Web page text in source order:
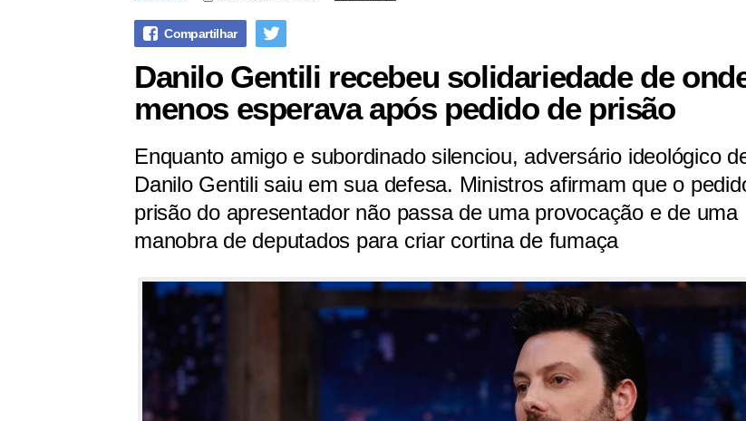
Danilo Gentili recebeu solidariedade de
menos esperava após pedido de prisão
Enquanto amigo e subordinado silenciou, adversário ideológico
Danilo Gentili saiu em sua defesa. Ministros afirmam que o
prisão do apresentador não passa de uma provocação e de uma
manobra de deputados para criar cortina de fumaça